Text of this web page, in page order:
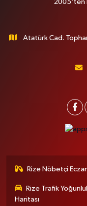
2005'ten
Atatürk Cad.
Rize Nöbetçi
Rize Trafik
Haritası